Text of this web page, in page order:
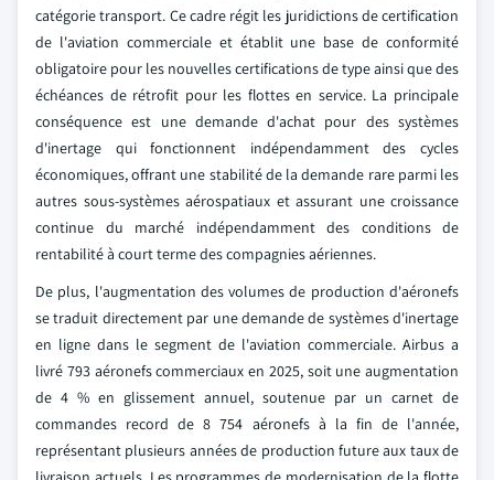
catégorie transport. Ce cadre régit les juridictions de certification
de l'aviation commerciale et établit une base de conformité
obligatoire pour les nouvelles certifications de type ainsi que des
échéances de rétrofit pour les flottes en service. La principale
conséquence est une demande d'achat pour des systèmes
d'inertage qui fonctionnent indépendamment des cycles
économiques, offrant une stabilité de la demande rare parmi les
autres sous-systèmes aérospatiaux et assurant une croissance
continue du marché indépendamment des conditions de
rentabilité à court terme des compagnies aériennes.
De plus, l'augmentation des volumes de production d'aéronefs
se traduit directement par une demande de systèmes d'inertage
en ligne dans le segment de l'aviation commerciale. Airbus a
livré 793 aéronefs commerciaux en 2025, soit une augmentation
de 4 % en glissement annuel, soutenue par un carnet de
commandes record de 8 754 aéronefs à la fin de l'année,
représentant plusieurs années de production future aux taux de